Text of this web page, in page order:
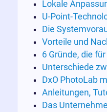
Lokale
U-Point-
Die
Vorteile und
6 Gründe, die
Unterschiede
DxO PhotoLab
Anleitungen,
Das